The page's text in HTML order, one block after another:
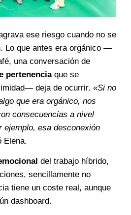
ese riesgo cuando no se
Lo que antes era orgánico —
una conversación de
pertenenciaque se
deja de ocurrir. «Si no
que era orgánico, nos
consecuencias a nivel
ejemplo, esa desconexión
Elena.
del trabajo híbrido,
sencillamente no
tiene un coste real, aunque
dashboard.